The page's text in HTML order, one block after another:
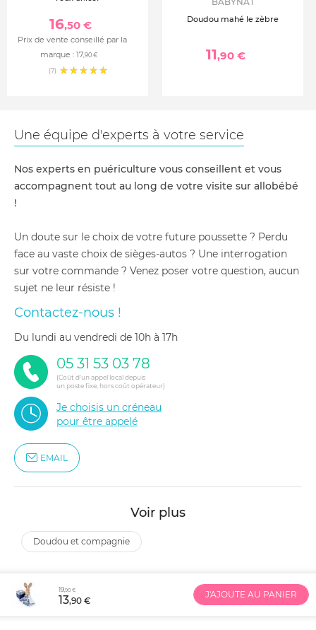
16,50 €
Prix de vente conseillé par la
marque : 17,90 €
(7)
Doudou mahé le zèbre
11,90 €
Une équipe d'experts à votre service
Nos experts en puériculture vous conseillent et vous
accompagnent tout au long de votre visite sur allobébé
!
Un doute sur le choix de votre future poussette ? Perdu
face au vaste choix de sièges-autos ? Une interrogation
sur votre commande ? Venez poser votre question, aucun
sujet ne leur résiste !
Contactez-nous !
du lundi au vendredi de 10h à 17h
05 31 53 03 78
(Coût d'un appel local depuis
un poste fixe, hors coût opérateur)
Je choisis un créneau
pour être appelé
EMAIL
Voir plus
doudou et compagnie
19,90 €
13,90 €
J'AJOUTE AU PANIER